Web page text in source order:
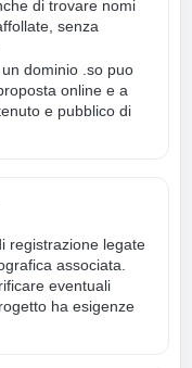
di trovare nomi
senza
dominio .so puo
online e a
e pubblico di
registrazione legate
associata.
eventuali
ha esigenze